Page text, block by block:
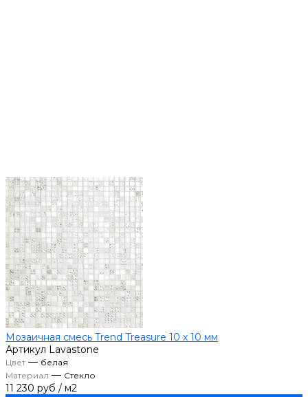
Мозаичная смесь Trend Treasure 10 х 10 мм
Артикул Lavastone
Цвет— белая
Материал — Стекло
11 230 руб / м2